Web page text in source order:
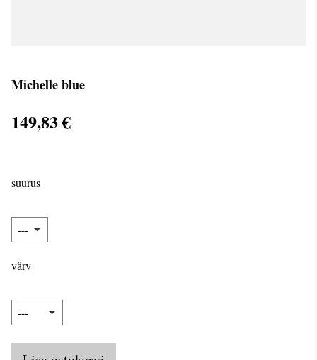
Michelle blue
149,83 €
suurus
värv